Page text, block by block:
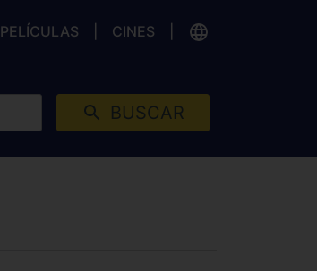
PELÍCULAS CINES
BUSCAR